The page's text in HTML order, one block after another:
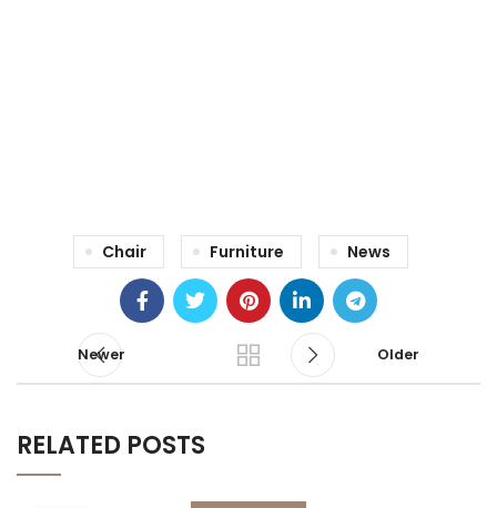
Chair Furniture News
Newer Older
RELATED POSTS